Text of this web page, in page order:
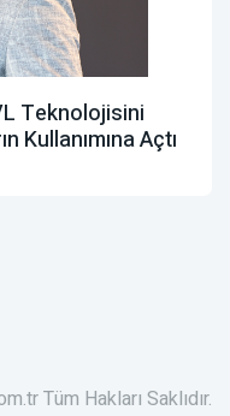
Teknolojisini
Kullanımına Açtı
Tüm Hakları Saklıdır.